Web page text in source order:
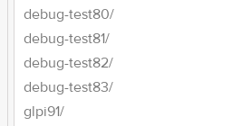
debug-test80/
debug-test81/
debug-test82/
debug-test83/
glpi91/